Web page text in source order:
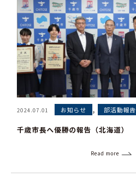
2024.07.01 お知らせ , 部活動報告
千歳市長へ優勝の報告（北海道）
Read more